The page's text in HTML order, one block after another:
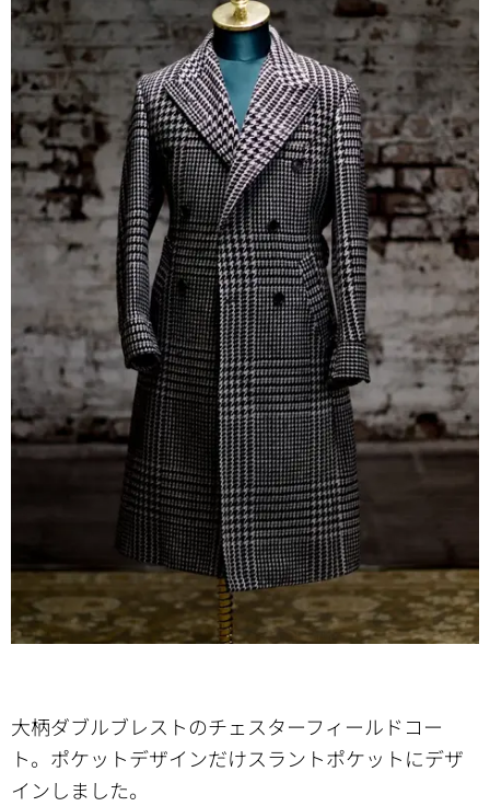
大柄ダブルブレストのチェスターフィールドコー
ト。ポケットデザインだけスラントポケットにデザ
インしました。